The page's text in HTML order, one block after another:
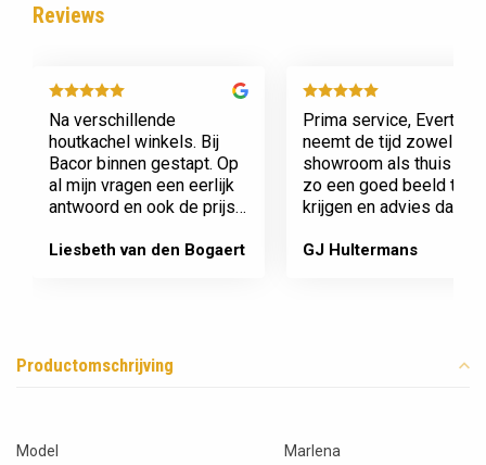
Reviews
Na verschillende
houtkachel winkels. Bij
Bacor binnen gestapt. Op
al mijn vragen een eerlijk
antwoord en ook de prijs
Afspraak is afspraak geen
Liesbeth van den Bogaert
Prima service, Evert
neemt de tijd zowel in
showroom als thuis om
zo een goed beeld te
krijgen en advies daarop
nieuwe kachel. Komt
GJ Hultermans
Productomschrijving
Model
Marlena